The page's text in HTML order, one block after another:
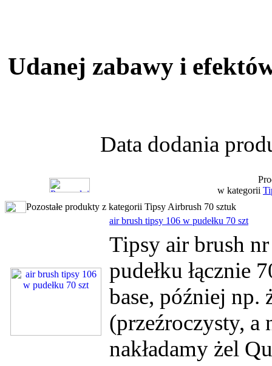
Udanej zabawy i
Data dodania
w kategorii
Pozostałe produkty z kategorii Tipsy Airbrush 70 sztuk
air brush tipsy 106 w pudełku 70 szt
Tipsy air brush
pudełku łącznie
base, później
(przeźroczysty, a
nakładamy żel